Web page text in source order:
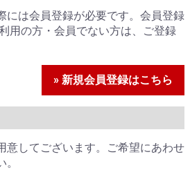
には会員登録が必要です。会員登録
用の方・会員でない方は、ご登録
» 新規会員登録はこちら
意してございます。ご希望にあわせ